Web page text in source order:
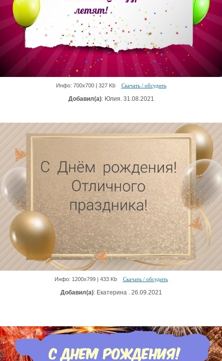
Инфо: 700х700 | 327 Kb Скачать / обсудить
Добавил(а): Юлия. 31.08.2021
Инфо: 1200х799 | 433 Kb Скачать / обсудить
Добавил(а): Екатерина . 26.09.2021